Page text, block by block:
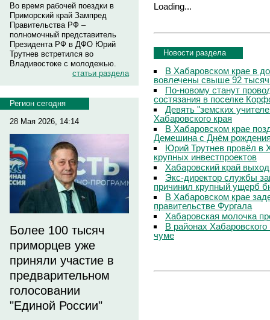
Во время рабочей поездки в
Приморский край Зампред
Правительства РФ –
полномочный представитель
Президента РФ в ДФО Юрий
Трутнев встретился во
Владивостоке с молодежью.
статьи раздела
Регион сегодня
28 Мая 2026, 14:14
Более 100 тысяч
приморцев уже
приняли участие в
предварительном
голосовании
"Единой России"
Loading...
Новости раздела
В Хабаровском крае в
вовлечены свыше 92 тысяч
По-новому станут
состязания в поселке
Девять "земских
Хабаровского края
В Хабаровском крае
Демешина с Днём
Юрий Трутнев провёл в
крупных инвестпроектов
Хабаровский край
Экс-директор службы
причинил крупный ущерб
В Хабаровском крае
правительстве Фургала
Хабаровская молочка
В районах
чуме